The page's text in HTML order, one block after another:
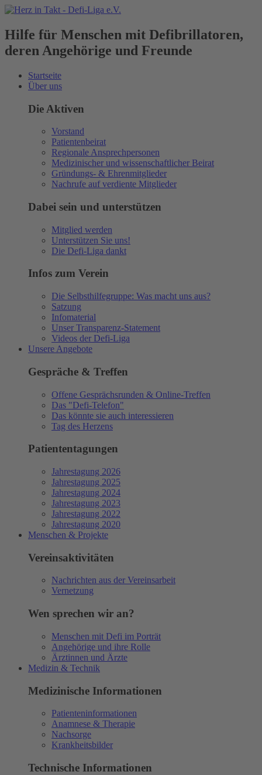
Hilfe für Menschen mit Defibrillatoren,
deren Angehörige und Freunde
Startseite
Über uns
Die Aktiven
Vorstand
Patientenbeirat
Regionale Ansprechpersonen
Medizinischer und wissenschaftlicher Beirat
Gründungs- & Ehrenmitglieder
Nachrufe auf verdiente Mitglieder
Dabei sein und unterstützen
Mitglied werden
Unterstützen Sie uns!
Die Defi-Liga dankt
Infos zum Verein
Die Selbsthilfegruppe: Was macht uns aus?
Satzung
Infomaterial
Unser Transparenz-Statement
Videos der Defi-Liga
Unsere Angebote
Gespräche & Treffen
Offene Gesprächsrunden & Online-Treffen
Das "Defi-Telefon"
Das könnte sie auch interessieren
Tag des Herzens
Patiententagungen
Jahrestagung 2026
Jahrestagung 2025
Jahrestagung 2024
Jahrestagung 2023
Jahrestagung 2022
Jahrestagung 2020
Menschen & Projekte
Vereinsaktivitäten
Nachrichten aus der Vereinsarbeit
Vernetzung
Wen sprechen wir an?
Menschen mit Defi im Porträt
Angehörige und ihre Rolle
Ärztinnen und Ärzte
Medizin & Technik
Medizinische Informationen
Patienteninformationen
Anamnese & Therapie
Nachsorge
Krankheitsbilder
Technische Informationen